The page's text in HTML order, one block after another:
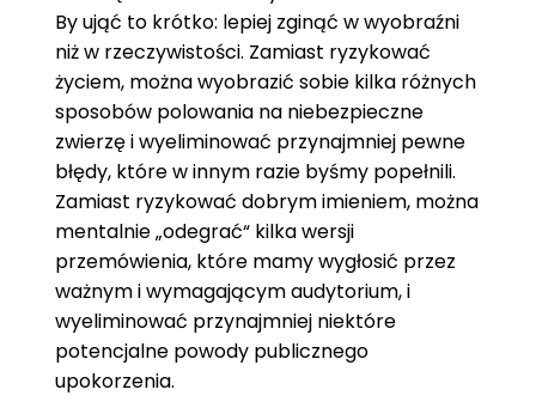
By ująć to krótko: lepiej zginąć w wyobraźni
niż w rzeczywistości. Zamiast ryzykować
życiem, można wyobrazić sobie kilka różnych
sposobów polowania na niebezpieczne
zwierzę i wyeliminować przynajmniej pewne
błędy, które w innym razie byśmy popełnili.
Zamiast ryzykować dobrym imieniem, można
mentalnie „odegrać“ kilka wersji
przemówienia, które mamy wygłosić przez
ważnym i wymagającym audytorium, i
wyeliminować przynajmniej niektóre
potencjalne powody publicznego
upokorzenia.